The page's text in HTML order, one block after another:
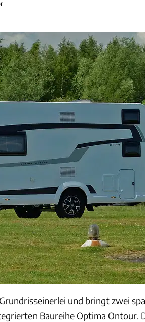
und bringt zwei
Baureihe Optima Ontour.